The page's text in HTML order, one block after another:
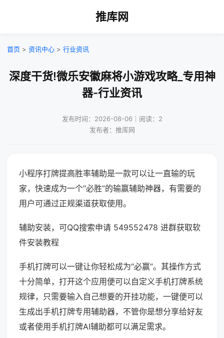
推库网
首页 > 资讯中心 > 行业资讯
深度干货!微乐安徽麻将小游戏攻略_专用神
器-行业资讯
发布时间：2026-08-06｜阅读：2
发布者：推库网
小程序打牌提高胜率辅助是一款可以让一直输的玩
家，快速成为一个“必胜”的输赢辅助神器，有需要的
用户可通过正规渠道获取使用。
辅助安装，可QQ搜索申请 549552478 进群获取软
件安装教程
手机打牌可以一键让你轻松成为“必赢”。其操作方式
十分简单，打开这个应用便可以自定义手机打牌系统
规律，只需要输入自己想要的开挂功能，一键便可以
生成出手机打牌专用辅助器，不管你是想分享给好友
或者使用手机打牌AI辅助都可以满足需求。